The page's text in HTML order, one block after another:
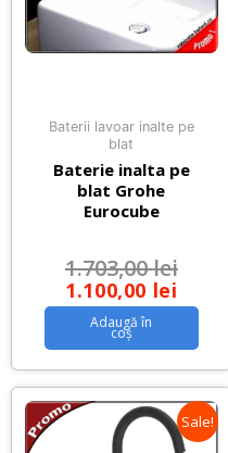
Baterii lavoar inalte pe
blat
Baterie inalta pe
blat Grohe
Eurocube
1.703,00lei
1.100,00 lei
Adaugă în
coș
Sale!